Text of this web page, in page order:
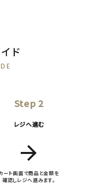
ド
Step 2
レジへ進む
arrow_forward
ート画面で商品と金額を
確認しレジへ進みます。